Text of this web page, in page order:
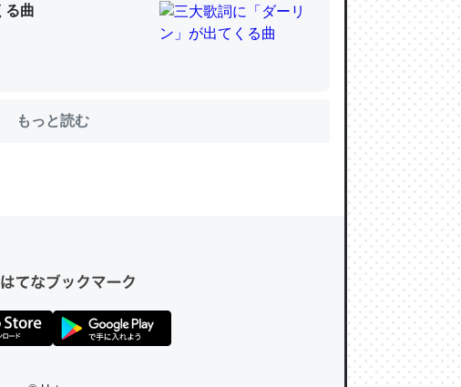
共有してる。電池残量や充電中かが分かるのでこ
と僕。ITツール導入でコミュニケーションが劇的に変化し
数にすると1週間とかの人が多いそうだけど、それ
と僕。ITツール導入でコミュニケーションが劇的に変化し
る曲
もっと読む